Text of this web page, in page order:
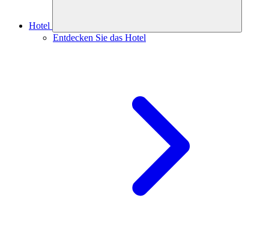
Hotel
Entdecken Sie das Hotel